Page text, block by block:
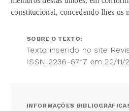
constitucional, concedendo-lhes os
SOBRE O TEXTO:
Texto inserido no site
ISSN 2236-6717 em 22/11/
INFORMAÇÕES